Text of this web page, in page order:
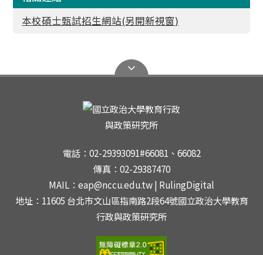
本校碩士甄試招生網站(另開新視窗)
電話：02-29393091#66081、66082
傳真：02-29387470
MAIL：eap@nccu.edu.tw | RulingDigital
地址：11605 台北市文山區指南路2段64號國立政治大學教育
行政與政策研究所